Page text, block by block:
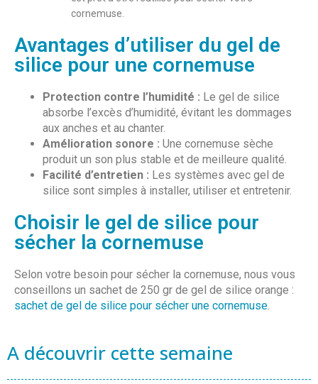
cornemuse.
Avantages d’utiliser du gel de
silice pour une cornemuse
Protection contre l’humidité : Le gel de silice
absorbe l’excès d’humidité, évitant les dommages
aux anches et au chanter.
Amélioration sonore : Une cornemuse sèche
produit un son plus stable et de meilleure qualité.
Facilité d’entretien : Les systèmes avec gel de
silice sont simples à installer, utiliser et entretenir.
Choisir le gel de silice pour
sécher la cornemuse
Selon votre besoin pour sécher la cornemuse, nous vous
conseillons un sachet de 250 gr de gel de silice orange :
sachet de gel de silice pour sécher une cornemuse
A découvrir cette semaine